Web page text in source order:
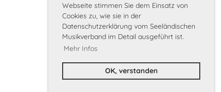
Webseite stimmen Sie dem Einsatz von
Cookies zu, wie sie in der
Datenschutzerklärung vom Seeländischen
Musikverband im Detail ausgeführt ist.
Mehr Infos
OK, verstanden